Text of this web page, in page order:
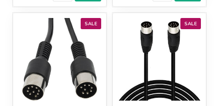
SALE SALE